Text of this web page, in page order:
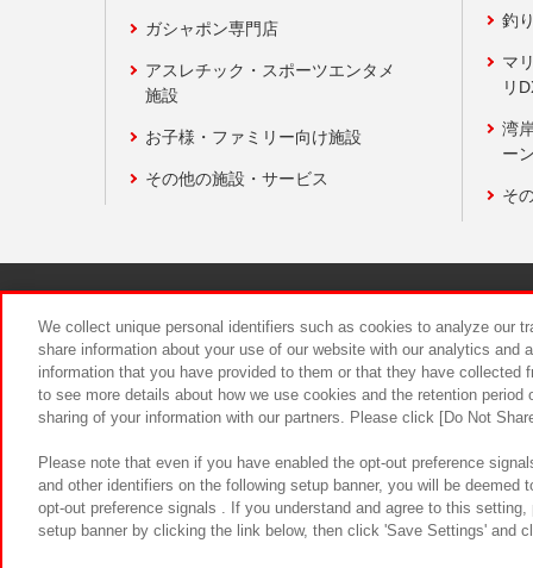
ガシャポン専門店
アスレチック・スポーツエンタメ
施設
お子様・ファミリー向け施設
その他の施設・サービス
釣
マ
リ
湾
ー
そ
食品のご
We collect unique personal identifiers such as cookies to analyze our
share information about your use of our website with our analytics and
information that you have provided to them or that they have
to see more details about how we use cookies and the retention
sharing of your information with our partners. Please click [Do Not
Please note that even if you have enabled the opt-out preference
and other identifiers on the following setup banner, you will be
opt-out preference signals . If you understand and agree to this
setup banner by clicking the link below, then click 'Save Settings' and